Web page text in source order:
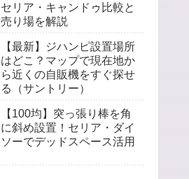
セリア・キャンドゥ比較と
売り場を解説
【最新】ジハンピ設置場所
はどこ？マップで現在地か
ら近くの自販機をすぐ探せ
る（サントリー）
【100均】突っ張り棒を角
に斜め設置！セリア・ダイ
ソーでデッドスペース活用